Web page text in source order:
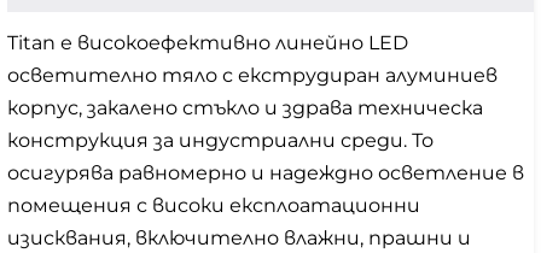
Titan е високоефективно линейно LED
осветително тяло с екструдиран алуминиев
корпус, закалено стъкло и здрава техническа
конструкция за индустриални среди. То
осигурява равномерно и надеждно осветление в
помещения с високи експлоатационни
изисквания, включително влажни, прашни и